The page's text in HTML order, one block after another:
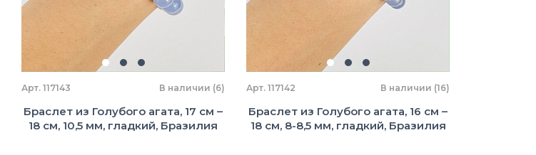
Арт. 117143 В наличии (6)
Браслет из Голубого агата, 17 см –
18 см, 10,5 мм, гладкий, Бразилия
Арт. 117142 В наличии (16)
Браслет из Голубого агата, 16 см –
18 см, 8-8,5 мм, гладкий, Бразилия